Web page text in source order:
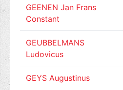
GEENEN Jan Frans
Constant
GEUBBELMANS
Ludovicus
GEYS Augustinus